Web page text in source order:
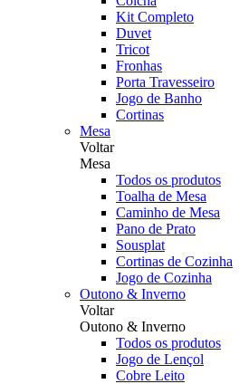
Kit Completo
Duvet
Tricot
Fronhas
Porta Travesseiro
Jogo de Banho
Cortinas
Mesa
Voltar
Mesa
Todos os produtos
Toalha de Mesa
Caminho de Mesa
Pano de Prato
Sousplat
Cortinas de Cozinha
Jogo de Cozinha
Outono & Inverno
Voltar
Outono & Inverno
Todos os produtos
Jogo de Lençol
Cobre Leito